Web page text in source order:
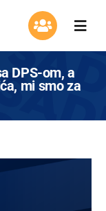
DPS-om, a
mi smo za